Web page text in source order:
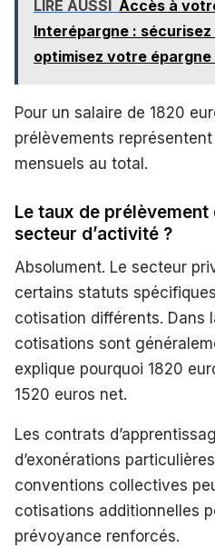
LIRE AUSSI
Accès à
Interépargne :
optimisez votre
Pour un salaire de 1820
prélèvements
mensuels au total.
Le taux de
secteur d’activité ?
Absolument. Le secteur
certains statuts
cotisation différents. Dans
cotisations sont
explique pourquoi 1820
1520 euros net.
Les contrats
d’exonérations
conventions collectives
cotisations additionnelles
prévoyance renforcés.